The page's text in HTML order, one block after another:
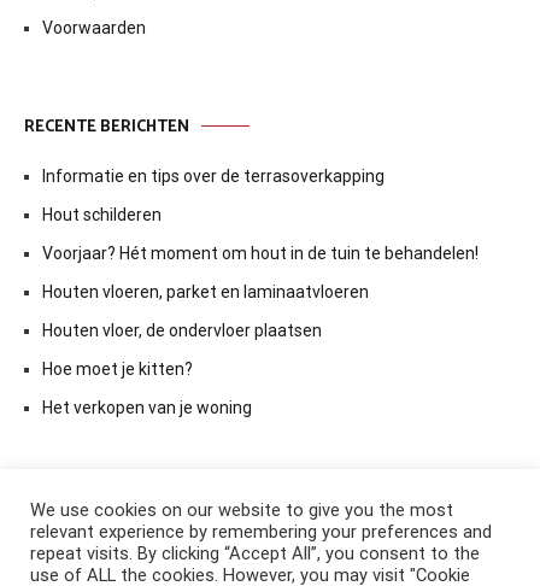
Voorwaarden
RECENTE BERICHTEN
Informatie en tips over de terrasoverkapping
Hout schilderen
Voorjaar? Hét moment om hout in de tuin te behandelen!
Houten vloeren, parket en laminaatvloeren
Houten vloer, de ondervloer plaatsen
Hoe moet je kitten?
Het verkopen van je woning
We use cookies on our website to give you the most
relevant experience by remembering your preferences and
repeat visits. By clicking “Accept All”, you consent to the
use of ALL the cookies. However, you may visit "Cookie